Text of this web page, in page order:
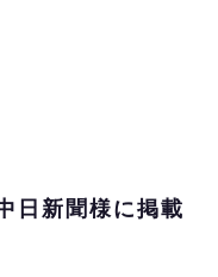
日新聞様に掲載